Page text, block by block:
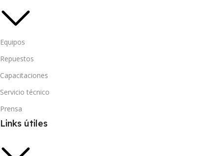
Equipos
Repuestos
Capacitaciones
Servicio técnico
Prensa
Links útiles